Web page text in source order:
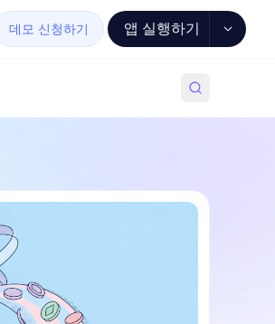
데모 신청하기 앱 실행하기